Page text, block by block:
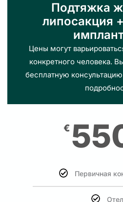
Подтяжка
липосакция
Цены могут
конкретного человека.
бесплатную
€
Первичная